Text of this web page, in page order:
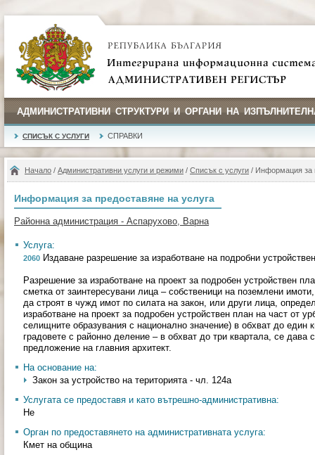
АДМИНИСТРАТИВНИ СТРУКТУРИ И ОРГАНИ НА
СПИСЪК С УСЛУГИ СПРАВКИ
Начало / Административни услуги и режими / Списък с услуги / Информация за
Информация за предоставяне на услуга
Районна администрация - Аспарухово, Варна
Услуга:
2060 Издаване разрешение за изработване на подробни
Разрешение за изработване на проект за подробен устройствен
сметка от заинтересувани лица – собственици на поземлени
да строят в чужд имот по силата на закон, или други лица,
изработване на проект за подробен устройствен план на част от
селищните образувания с национално значение) в обхват до един
градовете с районно деление – в обхват до три квартала, се дава
предложение на главния архитект.
На основание на:
Закон за устройство на територията - чл. 124а
Услугата се предоставя и като вътрешно-административна:
Не
Орган по предоставянето на административната услуга:
Кмет на община